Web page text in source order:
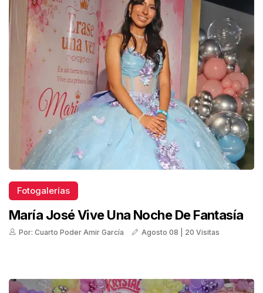
Fotogalerías
María José Vive Una Noche De Fantasía
Por: Cuarto Poder Amir García Agosto 08 | 20 Visitas